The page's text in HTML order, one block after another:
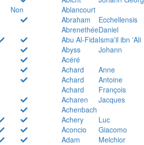
Non
Ablancourt
Abraham
Ecchellensis
AbrenethéeDaniel
Abu Al-FidaIsma'il ibn 'Ali
Abyss
Johann
Acéré
Achard
Anne
Achard
Antoine
Achard
François
Acharen
Jacques
Achenbach
Achery
Luc
Aconcio
Giacomo
Adam
Melchior